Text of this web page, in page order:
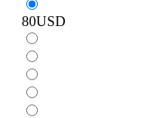
80USD